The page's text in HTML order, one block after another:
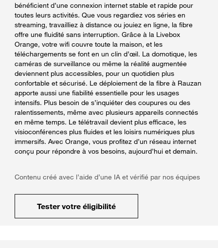
bénéficient d’une connexion internet stable et rapide pour
toutes leurs activités. Que vous regardiez vos séries en
streaming, travailliez à distance ou jouiez en ligne, la fibre
offre une fluidité sans interruption. Grâce à la Livebox
Orange, votre wifi couvre toute la maison, et les
téléchargements se font en un clin d’œil. La domotique, les
caméras de surveillance ou même la réalité augmentée
deviennent plus accessibles, pour un quotidien plus
confortable et sécurisé. Le déploiement de la fibre à Rauzan
apporte aussi une fiabilité essentielle pour les usages
intensifs. Plus besoin de s’inquiéter des coupures ou des
ralentissements, même avec plusieurs appareils connectés
en même temps. Le télétravail devient plus efficace, les
visioconférences plus fluides et les loisirs numériques plus
immersifs. Avec Orange, vous profitez d’un réseau internet
conçu pour répondre à vos besoins, aujourd’hui et demain.
Contenu créé avec l’aide d’une IA et vérifié par nos équipes
Tester votre éligibilité